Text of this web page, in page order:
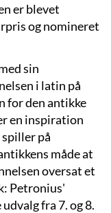
er blevet
og nomineret
sin
i latin på
for den antikke
en inspiration
på
måde at
oversat et
Petronius'
fra 7. og 8.